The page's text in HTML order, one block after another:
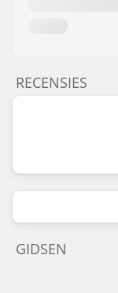
RECENSIES
GIDSEN